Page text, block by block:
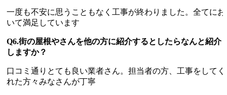
一度も不安に思うこともなく工事が終わりました。全てにお
いて満足しています
Q6.街の屋根やさんを他の方に紹介するとしたらなんと紹介
しますか？
口コミ通りとても良い業者さん。担当者の方、工事をしてく
れた方々みなさんが丁寧